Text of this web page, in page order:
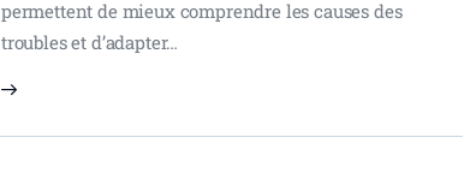
permettent de mieux comprendre les causes des
troubles et d’adapter…